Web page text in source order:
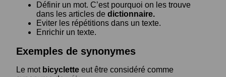
Définir un mot. C’est pourquoi on les trouve
dans les articles de dictionnaire.
Eviter les répétitions dans un texte.
Enrichir un texte.
Exemples de synonymes
Le mot bicyclette eut être considéré comme